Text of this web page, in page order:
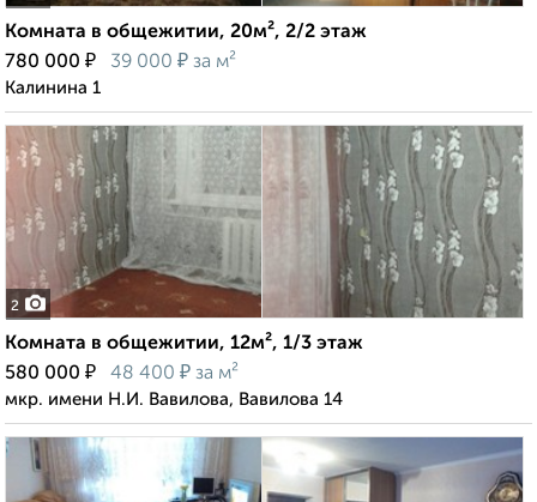
Комната в общежитии, 20м², 2/2 этаж
780 000 ₽ 39 000 ₽ за м²
Калинина 1
2
Комната в общежитии, 12м², 1/3 этаж
580 000 ₽ 48 400 ₽ за м²
мкр. имени Н.И. Вавилова, Вавилова 14